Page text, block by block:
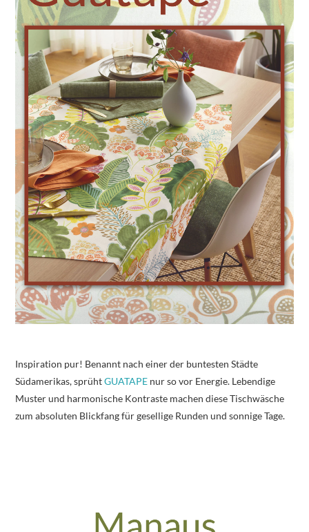
Inspiration pur! Benannt nach einer der buntesten Städte
Südamerikas, sprühtGUATAPE nur so vor Energie. Lebendige
Muster und harmonische Kontraste machen diese Tischwäsche
zum absoluten Blickfang für gesellige Runden und sonnige Tage.